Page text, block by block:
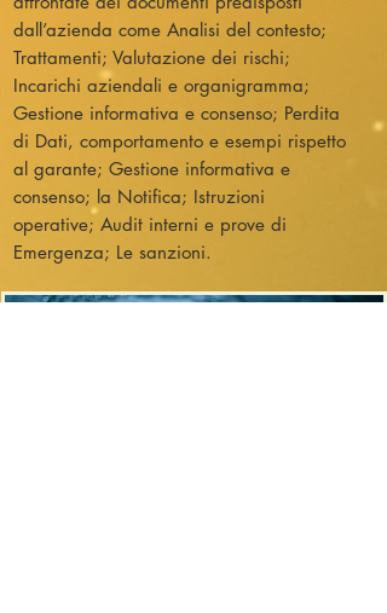
dall’azienda come Analisi del contesto;
Trattamenti; Valutazione dei rischi;
Incarichi aziendali e organigramma;
Gestione informativa e consenso; Perdita
di Dati, comportamento e esempi rispetto
al garante; Gestione informativa e
consenso; la Notifica; Istruzioni
operative; Audit interni e prove di
Emergenza; Le sanzioni.